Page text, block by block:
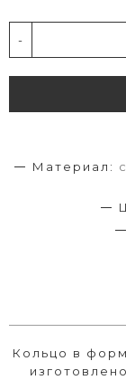
-
Материал:
Кольцо в